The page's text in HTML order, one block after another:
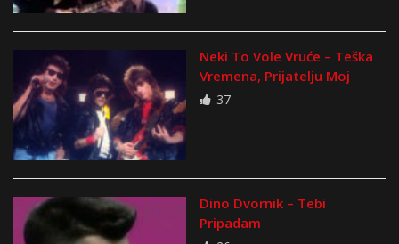
Neki To Vole Vruće – Teška
Vremena, Prijatelju Moj
37
Dino Dvornik – Tebi
Pripadam